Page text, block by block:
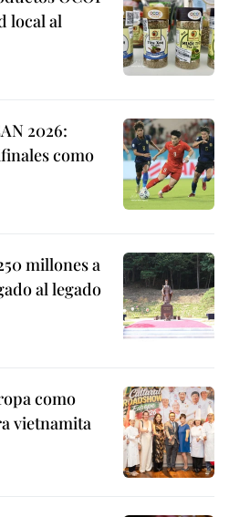
local al
2026:
como
millones a
al legado
como
vietnamita